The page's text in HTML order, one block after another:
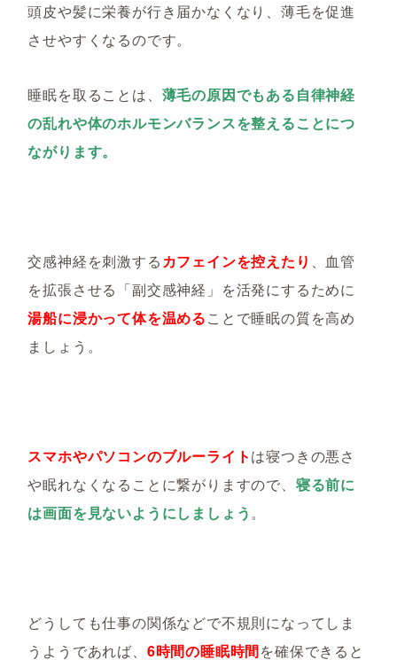
頭皮や髪に栄養が行き届かなくなり、薄毛を促進
させやすくなるのです。
睡眠を取ることは、 薄毛の原因でもある自律神経
の乱れや体のホルモンバランスを整えることにつ
ながります。
交感神経を刺激するカフェインを控えたり 、血管
を拡張させる「副交感神経」を活発にするために
湯船に浸かって体を温めることで睡眠の質を高め
ましょう。
スマホやパソコンのブルーライトは寝つきの悪さ
や眠れなくなることに繋がりますので、 寝る前に
は画面を見ないようにしましょう。
どうしても仕事の関係などで不規則になってしま
うようであれば、 6時間の睡眠時間を確保できると